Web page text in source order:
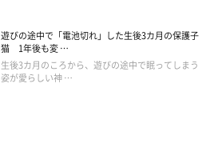
遊びの途中で「電池切れ」した生後3カ月の保護子
猫 1年後も変 …
生後3カ月のころから、遊びの途中で眠ってしまう
姿が愛らしい神 …